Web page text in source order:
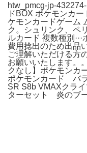
htw_pmcg-jp-
ドBOX ポケモンカ
ケモンカードゲーム
ク。シュリンク、ペ
ルカード 複数種別
費用捻出のため出品
ご理解いただける方
お願いいたします。
クなし】ポケモンカ
ポケモンカード バ
SR S8b VMAXクラ
ターセット 炎のブ